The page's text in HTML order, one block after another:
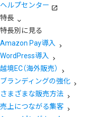
ヘルプセンター
特長
特長別に見る
Amazon Pay導入
WordPress導入
越境EC（海外販売）
ブランディングの強化
さまざまな販売方法
売上につながる集客